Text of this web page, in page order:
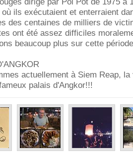
ils exécutaient et enterraient
des centaines de milliers de
ont été assez difficiles
beaucoup plus sur cette
actuellement à Siem Reap,
palais d'Angkor!!!